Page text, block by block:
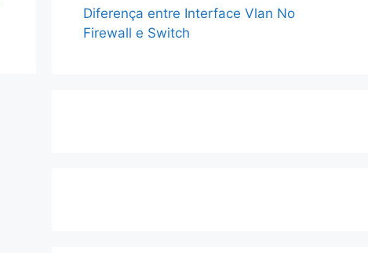
Diferença entre Interface Vlan No
Firewall e Switch